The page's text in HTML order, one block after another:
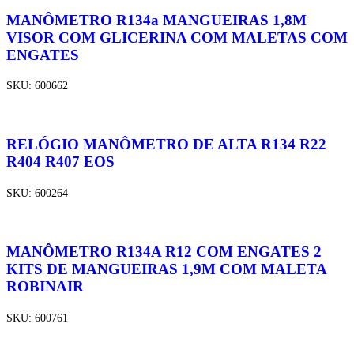
MANÔMETRO R134a MANGUEIRAS 1,8M
VISOR COM GLICERINA COM MALETAS COM
ENGATES
SKU: 600662
RELÓGIO MANÔMETRO DE ALTA R134 R22
R404 R407 EOS
SKU: 600264
MANÔMETRO R134A R12 COM ENGATES 2
KITS DE MANGUEIRAS 1,9M COM MALETA
ROBINAIR
SKU: 600761